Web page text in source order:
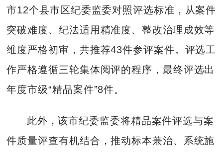
市12个县市区纪委监委对照评选标准，从案件
突破难度、纪法适用精准度、整改治理成效等
维度严格初审，共推荐43件参评案件。评选工
作严格遵循三轮集体阅评的程序，最终评选出
年度市级“精品案件”8件。
此外，该市纪委监委将精品案件评选与案
件质量评查有机结合，推动标本兼治、系统施